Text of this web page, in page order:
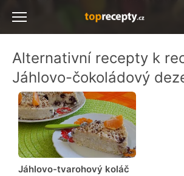
Alternativní recepty k
Jáhlovo-čokoládový
Jáhlovo-tvarohový koláč